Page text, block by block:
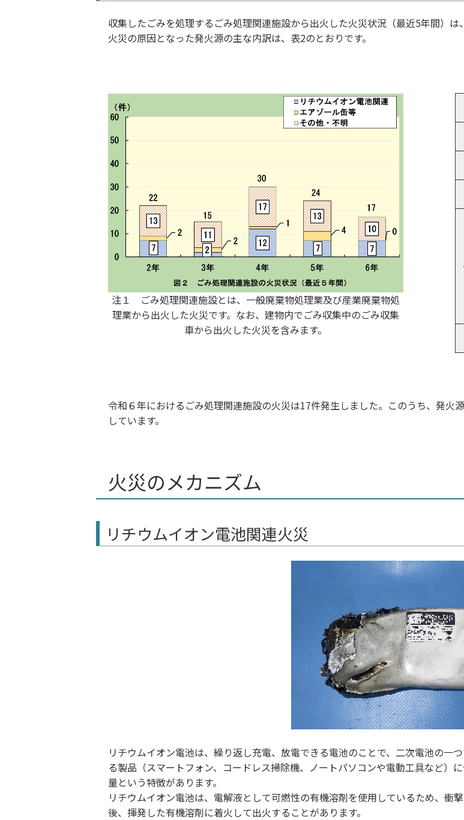
収集したごみを処理するごみ処理関連施設から出火した火災状況（最近5年間）
火災の原因となった発火源の主な内訳は、表2のとおりです。
注１ ごみ処理関連施設とは、一般廃棄物処理業及び産業廃棄物処
理業から出火した火災です。なお、建物内でごみ収集中のごみ収集
車から出火した火災を含みます。
令和６年におけるごみ処理関連施設の火災は17件発生しました。このうち、発火
しています。
火災のメカニズム
リチウムイオン電池関連火災
リチウムイオン電池は、繰り返し充電、放電できる電池のことで、二次電池の一
る製品（スマートフォン、コードレス掃除機、ノートパソコンや電動工具など）
量という特徴があります。
リチウムイオン電池は、電解液として可燃性の有機溶剤を使用しているため、衝
後、揮発した有機溶剤に着火して出火することがあります。